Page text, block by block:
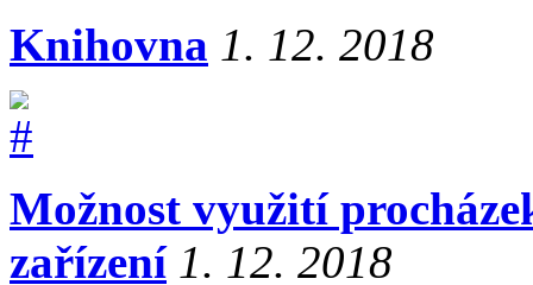
Knihovna 1. 12. 2018
Možnost využití
zařízení 1. 12. 2018